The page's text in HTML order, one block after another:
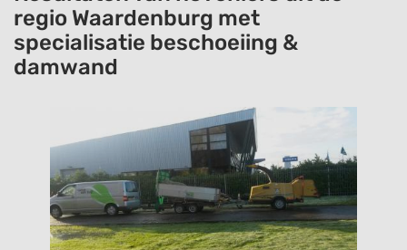
regio Waardenburg met
specialisatie beschoeiing &
damwand